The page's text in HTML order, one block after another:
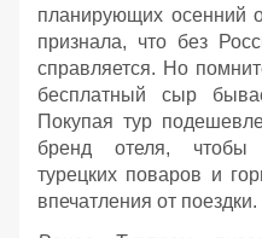
планирующих осенний
признала, что без
справляется. Но
бесплатный сыр
Покупая тур
бренд отеля, чтобы
турецких поваров и
впечатления от поездки.